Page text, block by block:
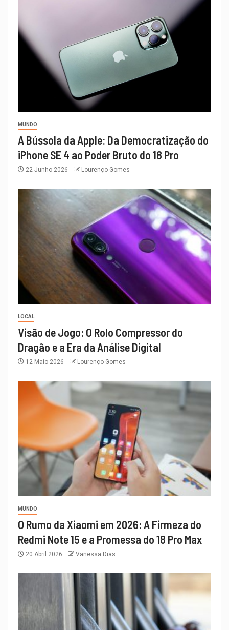
MUNDO
A Bússola da Apple: Da Democratização do
iPhone SE 4 ao Poder Bruto do 18 Pro
22 Junho 2026 Lourenço Gomes
LOCAL
Visão de Jogo: O Rolo Compressor do
Dragão e a Era da Análise Digital
12 Maio 2026 Lourenço Gomes
MUNDO
O Rumo da Xiaomi em 2026: A Firmeza do
Redmi Note 15 e a Promessa do 18 Pro Max
20 Abril 2026 Vanessa Dias